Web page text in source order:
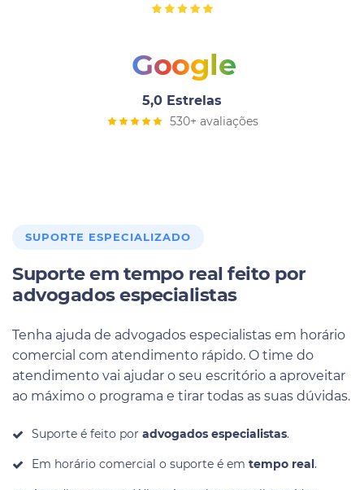
Google
5,0 Estrelas
530+ avaliações
SUPORTE ESPECIALIZADO
Suporte em tempo real feito por
advogados especialistas
Tenha ajuda de advogados especialistas em horário
comercial com atendimento rápido. O time do
atendimento vai ajudar o seu escritório a aproveitar
ao máximo o programa e tirar todas as suas dúvidas.
Suporte é feito por advogados especialistas.
Em horário comercial o suporte é em tempo real.